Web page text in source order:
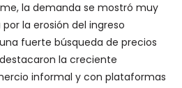
la demanda se mostró muy
la erosión del ingreso
fuerte búsqueda de precios
la creciente
informal y con plataformas